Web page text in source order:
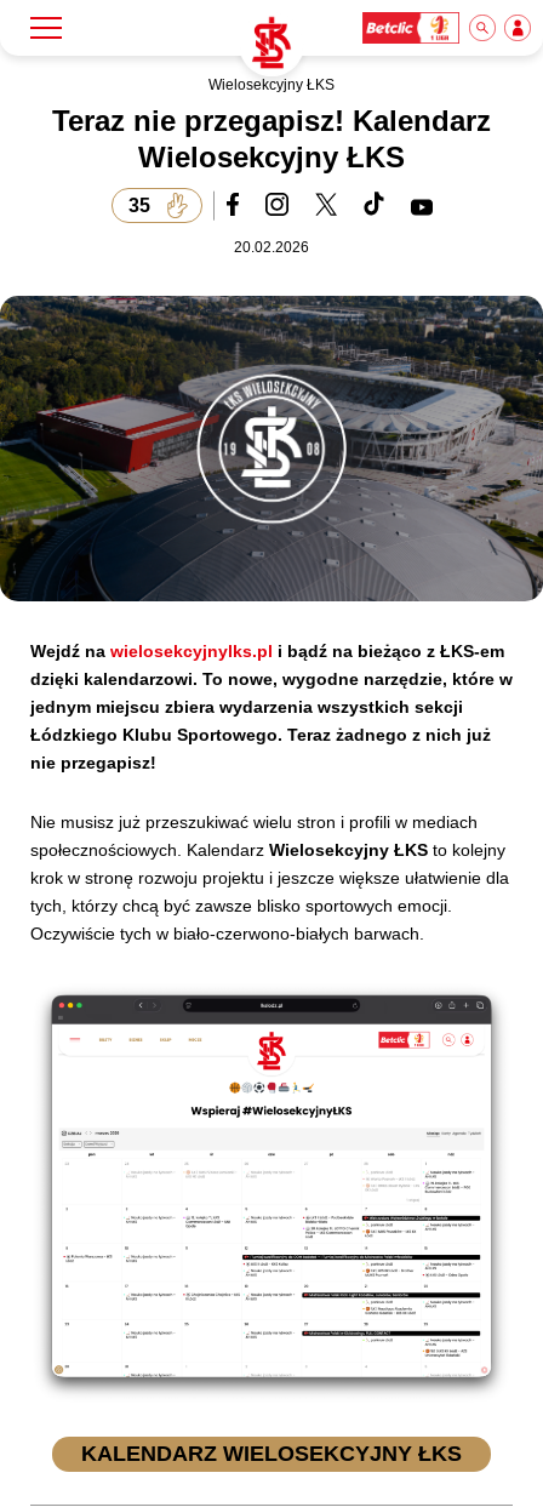
Klub
Akademia
Biznes
Dla mediów
Kibice
SKLEP KUP BILET
Wielosekcyjny ŁKS
Teraz nie przegapisz! Kalendarz
Wielosekcyjny ŁKS
35
20.02.2026
Wejdź na wielosekcyjnylks.pl i bądź na bieżąco z ŁKS-em
dzięki kalendarzowi. To nowe, wygodne narzędzie, które w
jednym miejscu zbiera wydarzenia wszystkich sekcji
Łódzkiego Klubu Sportowego. Teraz żadnego z nich już
nie przegapisz!
Nie musisz już przeszukiwać wielu stron i profili w mediach
społecznościowych. Kalendarz Wielosekcyjny ŁKS to kolejny
krok w stronę rozwoju projektu i jeszcze większe ułatwienie dla
tych, którzy chcą być zawsze blisko sportowych emocji.
Oczywiście tych w biało-czerwono-białych barwach.
KALENDARZ WIELOSEKCYJNY ŁKS